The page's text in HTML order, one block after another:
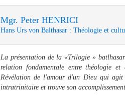
Mgr. Peter HENRICI
Hans Urs von Balthasar : Théologie et
La présentation de la «Trilogie »
relation fondamentale entre théologie
Révélation de l'amour d'un Dieu qui
intratrinitaire et trouve son